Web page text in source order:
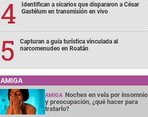
Identifican a sicarios que dispararon a César
Gastélum en transmisión en vivo
Capturan a guía turística vinculada al
narcomenudeo en Roatán
AMIGA
AMIGA Noches en vela por insomnio
y preocupación, ¿qué hacer para
tratarlo?